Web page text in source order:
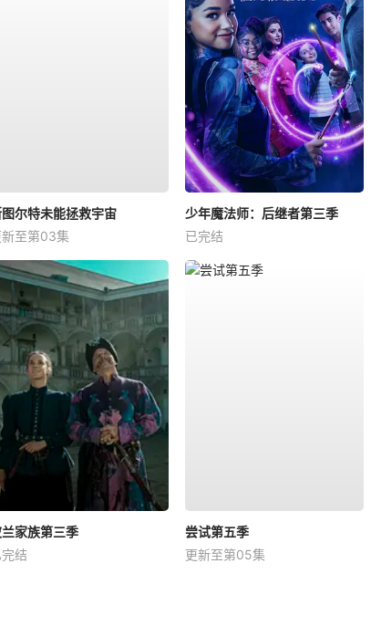
尔特未能拯救宇宙
新至第03集
少年魔法师：后继者第三季
已完结
家族第三季
结
尝试第五季
更新至第05集